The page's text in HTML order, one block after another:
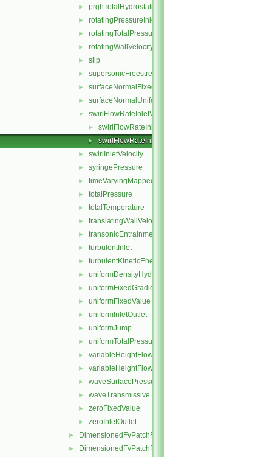
► prghTotalHydrostaticPressure
► rotatingPressureInletOutletVelocity
► rotatingTotalPressure
► rotatingWallVelocity
► slip
► supersonicFreestream
► surfaceNormalFixedValue
► surfaceNormalUniformFixedValue
▼ swirlFlowRateInletVelocity
► swirlFlowRateInletVelocityFvPatchVectorField.C
► swirlFlowRateInletVelocityFvPatchVectorField.H
► swirlInletVelocity
► syringePressure
► timeVaryingMappedFixedValue
► totalPressure
► totalTemperature
► translatingWallVelocity
► transonicEntrainmentPressure
► turbulentInlet
► turbulentKineticEnergy
► uniformDensityHydrostaticPressure
► uniformFixedGradient
► uniformFixedValue
► uniformInletOutlet
► uniformJump
► uniformTotalPressure
► variableHeightFlowRate
► variableHeightFlowRateInletVelocity
► waveSurfacePressure
► waveTransmissive
► zeroFixedValue
► zeroInletOutlet
► DimensionedFvPatchFieldFunctions
► DimensionedFvPatchFields